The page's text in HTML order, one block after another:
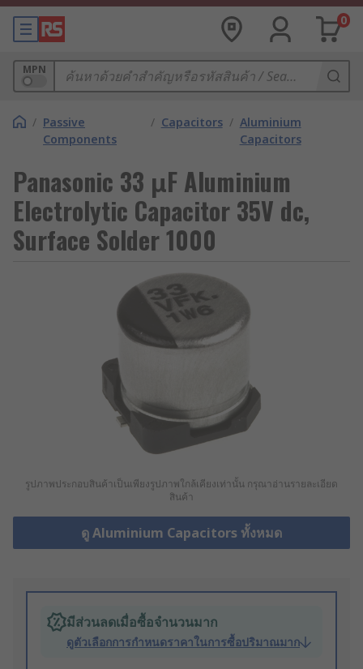
0
MPN
/ Passive
Components
/ Capacitors / Aluminium
Capacitors
Panasonic 33 μF Aluminium
Electrolytic Capacitor 35V dc,
Surface Solder 1000
รูปภาพประกอบสินค้าเป็นเพียงรูปภาพใกล้เคียงเท่านั้น กรุณาอ่านรายละเอียด
สินค้า
ดู Aluminium Capacitors ทั้งหมด
มีส่วนลดเมื่อซื้อจำนวนมาก
ดูตัวเลือกการกำหนดราคาในการซื้อปริมาณมาก